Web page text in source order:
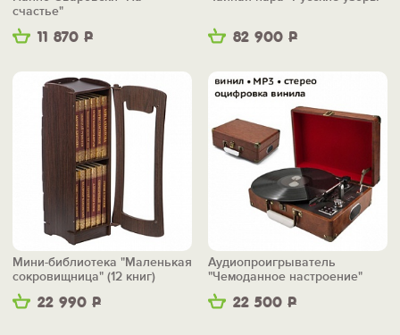
11 870 Р
счастье"
82 900 Р
22 990 Р
Мини-библиотека "Маленькая
сокровищница" (12 книг)
22 500 Р
Аудиопроигрыватель
"Чемоданное настроение"